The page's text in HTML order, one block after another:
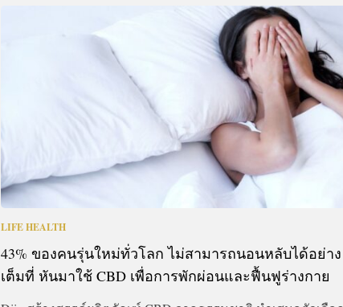
LIFE HEALTH
43% ของคนรุ่นใหม่ทั่วโลก ไม่สามารถนอนหลับได้อย่าง
เต็มที่ หันมาใช้ CBD เพื่อการพักผ่อนและฟื้นฟูร่างกาย